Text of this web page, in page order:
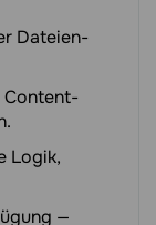
Dateien-
Content-
Logik,
—